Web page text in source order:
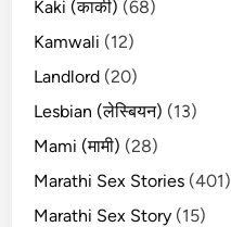
Kaki (काकी) (68)
Kamwali (12)
Landlord (20)
Lesbian (लेस्बियन) (13)
Mami (मामी) (28)
Marathi Sex Stories (401)
Marathi Sex Story (15)